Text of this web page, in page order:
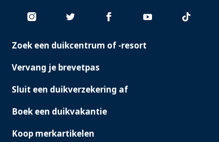
PADI
Zoek een duikcentrum of -resort
Vervang je brevetpas
Sluit een duikverzekering af
Boek een duikvakantie
Koop merkartikelen